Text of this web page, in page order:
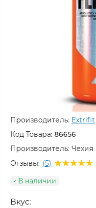
Производитель: Extrifit
Код Товара: 86656
Производитель: Чехия
Отзывы: (5)
В наличии
Вкус: